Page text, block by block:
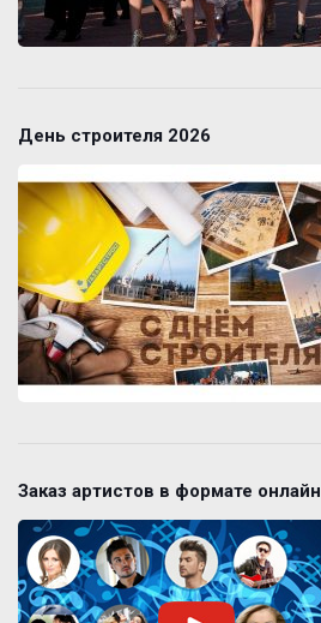
День строителя 2026
Заказ артистов в формате